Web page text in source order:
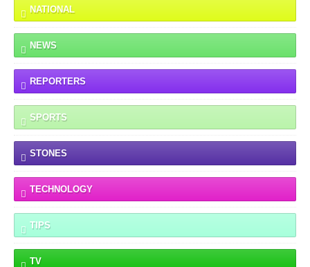
NATIONAL
NEWS
REPORTERS
SPORTS
STONES
TECHNOLOGY
TIPS
TV